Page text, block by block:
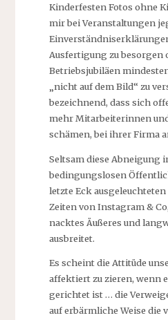
Kinderfesten Fotos ohne
mir bei Veranstaltungen
Ausfertigung zu besorgen
Betriebsjubiläen
„nicht auf dem Bild“ zu
bezeichnend, dass sich
mehr Mitarbeiterinnen
schämen, bei ihrer Firma
Seltsam diese Abneigung
bedingungslosen
letzte Eck
Zeiten von Instagram &
nacktes Äußeres und
ausbreitet.
Es scheint die Attitüde
affektiert zu zieren, wenn
gerichtet ist … die
auf erbärmliche Weise die